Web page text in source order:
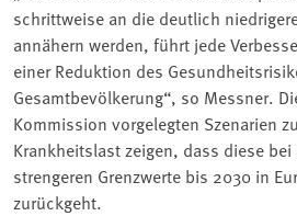
schrittweise an die deutlich
annähern werden, führt jede
einer Reduktion des
Gesamtbevölkerung“, so Messner.
Kommission vorgelegten Szenarien
Krankheitslast zeigen, dass diese
strengeren Grenzwerte bis 2030 in
zurückgeht.